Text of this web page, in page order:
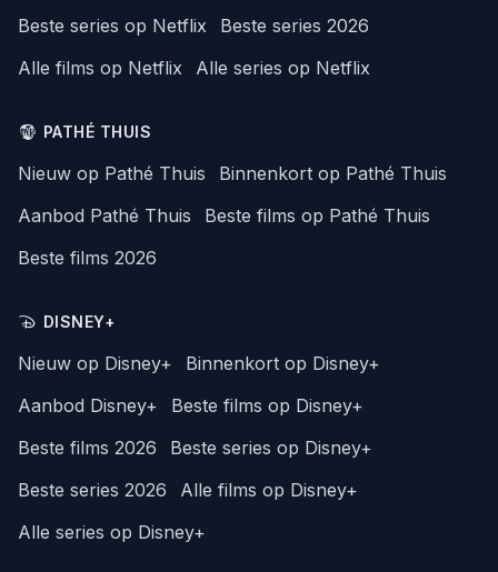
Beste series op Netflix
Beste series 2026
Alle films op Netflix
Alle series op Netflix
PATHÉ THUIS
Nieuw op Pathé Thuis
Binnenkort op Pathé Thuis
Aanbod Pathé Thuis
Beste films op Pathé Thuis
Beste films 2026
DISNEY+
Nieuw op Disney+
Binnenkort op Disney+
Aanbod Disney+
Beste films op Disney+
Beste films 2026
Beste series op Disney+
Beste series 2026
Alle films op Disney+
Alle series op Disney+